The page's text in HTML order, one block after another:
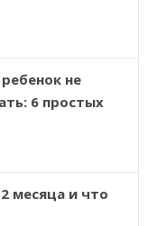
не
6 простых
месяца и что